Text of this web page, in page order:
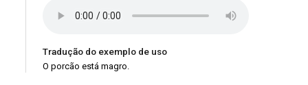
Tradução do exemplo de uso
O porcão está magro.